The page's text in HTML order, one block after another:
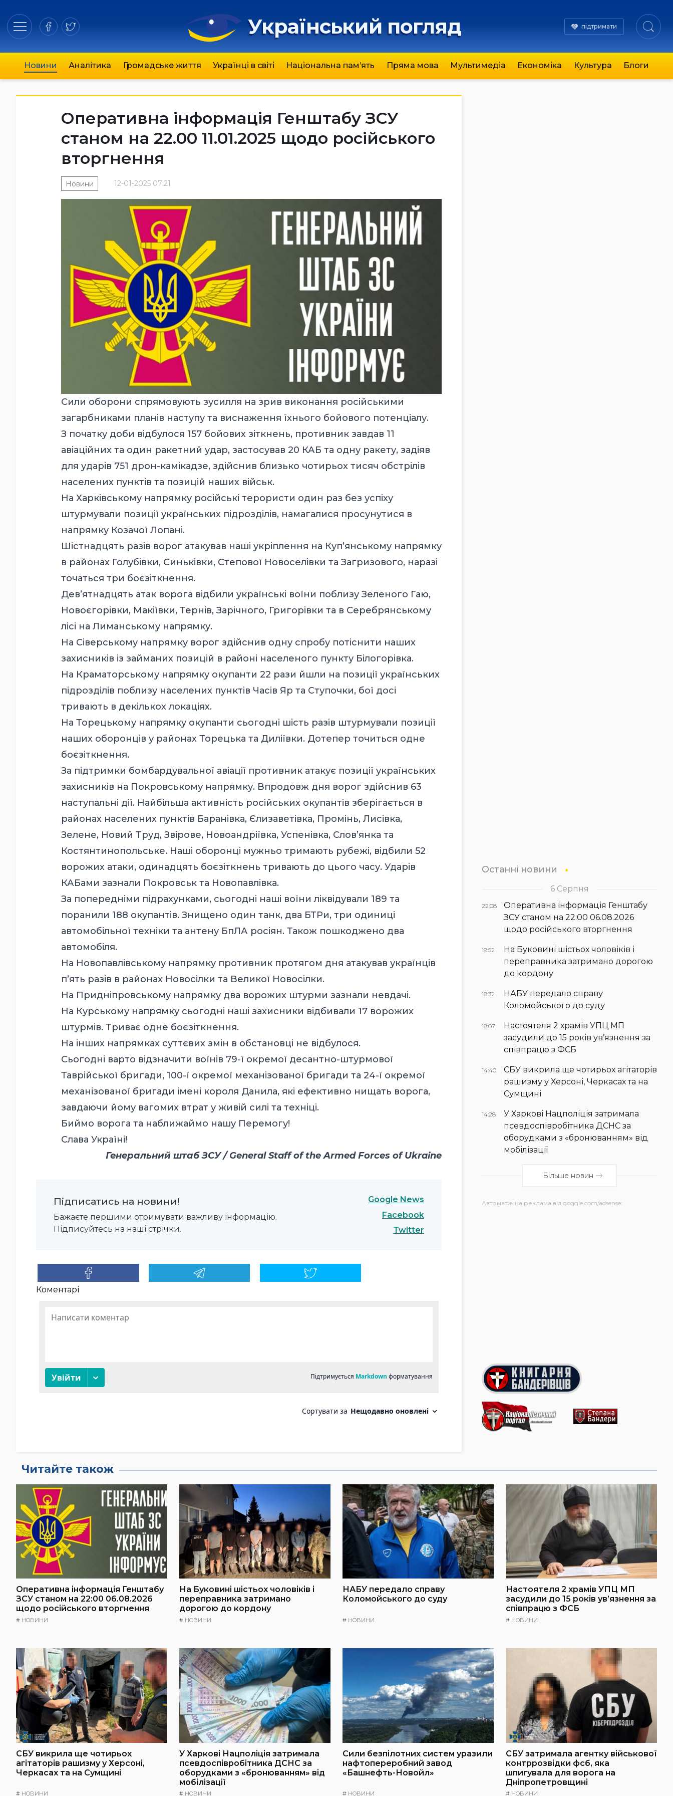
Український погляд підтримати
Новини Аналітика Громадське життя Українці в світі Національна пам’ять Пряма мова Мультимедіа Економіка Культура Блоги
Оперативна інформація Генштабу ЗСУ
станом на 22.00 11.01.2025 щодо російського
вторгнення
12-01-2025 07:21
Новини
Сили оборони спрямовують зусилля на зрив виконання російськими
загарбниками планів наступу та виснаження їхнього бойового потенціалу.
З початку доби відбулося 157 бойових зіткнень, противник завдав 11
авіаційних та один ракетний удар, застосував 20 КАБ та одну ракету, задіяв
для ударів 751 дрон-камікадзе, здійснив близько чотирьох тисяч обстрілів
населених пунктів та позицій наших військ.
На Харківському напрямку російські терористи один раз без успіху
штурмували позиції українських підрозділів, намагалися просунутися в
напрямку Козачої Лопані.
Шістнадцять разів ворог атакував наші укріплення на Куп’янському напрямку
в районах Голубівки, Синьківки, Степової Новоселівки та Загризового, наразі
точаться три боєзіткнення.
Дев’ятнадцять атак ворога відбили українські воїни поблизу Зеленого Гаю,
Новоєгорівки, Макіївки, Тернів, Зарічного, Григорівки та в Серебрянському
лісі на Лиманському напрямку.
На Сіверському напрямку ворог здійснив одну спробу потіснити наших
захисників із займаних позицій в районі населеного пункту Білогорівка.
На Краматорському напрямку окупанти 22 рази йшли на позиції українських
підрозділів поблизу населених пунктів Часів Яр та Ступочки, бої досі
тривають в декількох локаціях.
На Торецькому напрямку окупанти сьогодні шість разів штурмували позиції
наших оборонців у районах Торецька та Диліївки. Дотепер точиться одне
боєзіткнення.
За підтримки бомбардувальної авіації противник атакує позиції українських
захисників на Покровському напрямку. Впродовж дня ворог здійснив 63
наступальні дії. Найбільша активність російських окупантів зберігається в
районах населених пунктів Баранівка, Єлизаветівка, Промінь, Лисівка,
Зелене, Новий Труд, Звірове, Новоандріївка, Успенівка, Слов’янка та
Костянтинопольське. Наші оборонці мужньо тримають рубежі, відбили 52
ворожих атаки, одинадцять боєзіткнень тривають до цього часу. Ударів
КАБами зазнали Покровськ та Новопавлівка.
За попередніми підрахунками, сьогодні наші воїни ліквідували 189 та
поранили 188 окупантів. Знищено один танк, два БТРи, три одиниці
автомобільної техніки та антену БпЛА росіян. Також пошкоджено два
автомобіля.
На Новопавлівському напрямку противник протягом дня атакував українців
п’ять разів в районах Новосілки та Великої Новосілки.
На Придніпровському напрямку два ворожих штурми зазнали невдачі.
На Курському напрямку сьогодні наші захисники відбивали 17 ворожих
штурмів. Триває одне боєзіткнення.
На інших напрямках суттєвих змін в обстановці не відбулося.
Сьогодні варто відзначити воїнів 79-ї окремої десантно-штурмової
Таврійської бригади, 100-ї окремої механізованої бригади та 24-ї окремої
механізованої бригади імені короля Данила, які ефективно нищать ворога,
завдаючи йому вагомих втрат у живій силі та техніці.
Биймо ворога та наближаймо нашу Перемогу!
Слава Україні!
Генеральний штаб ЗСУ / General Staff of the Armed Forces of Ukraine
Підписатись на новини!
Бажаєте першими отримувати важливу інформацію.
Підписуйтесь на наші стрічки.
Google News
Facebook
Twitter
Коментарі
Останні новини
6 Серпня
22:08
Оперативна інформація Генштабу
ЗСУ станом на 22:00 06.08.2026
щодо російського вторгнення
19:52
На Буковині шістьох чоловіків і
переправника затримано дорогою
до кордону
18:32
НАБУ передало справу
Коломойського до суду
18:07
Настоятеля 2 храмів УПЦ МП
засудили до 15 років ув’язнення за
співпрацю з ФСБ
14:40
СБУ викрила ще чотирьох агітаторів
рашизму у Херсоні, Черкасах та на
Сумщині
14:28
У Харкові Нацполіція затримала
псевдоспівробітника ДСНС за
оборудками з «бронюванням» від
мобілізації
Більше новин
Автоматична реклама від goggle.com/adsense:
Читайте також
Оперативна інформація Генштабу
ЗСУ станом на 22:00 06.08.2026
щодо російського вторгнення
# НОВИНИ
На Буковині шістьох чоловіків і
переправника затримано
дорогою до кордону
# НОВИНИ
НАБУ передало справу
Коломойського до суду
# НОВИНИ
Настоятеля 2 храмів УПЦ МП
засудили до 15 років ув’язнення за
співпрацю з ФСБ
# НОВИНИ
СБУ викрила ще чотирьох
агітаторів рашизму у Херсоні,
Черкасах та на Сумщині
# НОВИНИ
У Харкові Нацполіція затримала
псевдоспівробітника ДСНС за
оборудками з «бронюванням» від
мобілізації
# НОВИНИ
Сили безпілотних систем уразили
нафтопереробний завод
«Башнефть-Новойл»
# НОВИНИ
СБУ затримала агентку військової
контррозвідки фсб, яка
шпигувала для ворога на
Дніпропетровщині
# НОВИНИ